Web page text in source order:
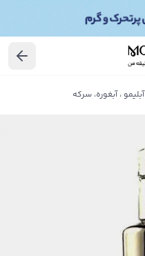
آبلیمو ، آبغوره، سرکه